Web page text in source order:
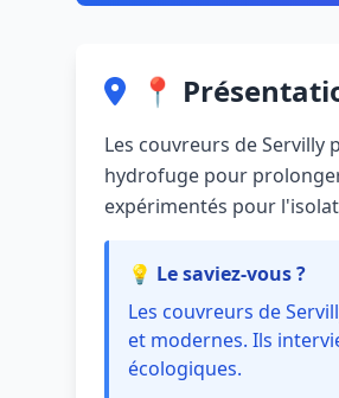
📍
Les couvreurs de
hydrofuge pour
expérimentés pour
💡 Le saviez-vous ?
Les couvreurs de
et modernes. Ils
écologiques.